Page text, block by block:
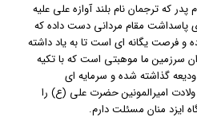
پدر که ترجمان نام بلند آوازه علی علیه
پاسداشت مقام مردانی دست داده که
و فرصت یگانه ای است تا به یاد داشته
سرزمین ما موهبتی است که با تکیه
گذاشته شده و سرمایه ای
امیرالمونین حضرت علی (ع) را
ایزد منان مسئلت دارم.